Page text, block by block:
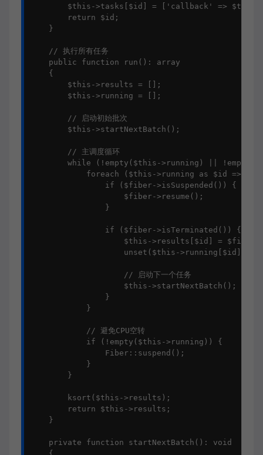
$this->tasks[$id] = ['callback' =>
        return $id;
    }
    // 执行所有任务
    public function run(): array
    {
        $this->results = [];
        $this->running = [];
        // 启动初始批次
        $this->startNextBatch();
        // 主调度循环
while (!empty($this->running) ||
foreach ($this->running as $id =>
                if ($fiber->isSuspended()) {
                    $fiber->resume();
                }
                if ($fiber->isTerminated()) {
$this->results[$id] = $fiber-
                    unset($this->running[$id]);
                    // 启动下一个任务
                    $this->startNextBatch();
                }
            }
            // 避免CPU空转
            if (!empty($this->running)) {
                Fiber::suspend();
            }
        }
        ksort($this->results);
        return $this->results;
    }
    private function startNextBatch(): void